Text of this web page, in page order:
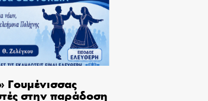
Γουμένισσας
στην παράδοση